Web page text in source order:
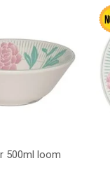
500ml loom